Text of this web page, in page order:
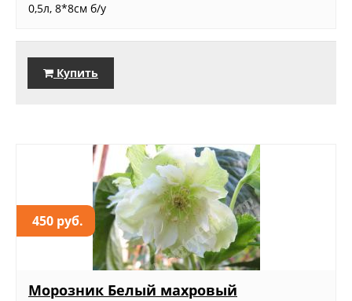
0,5л, 8*8см б/у
Купить
450 руб.
Морозник Белый махровый